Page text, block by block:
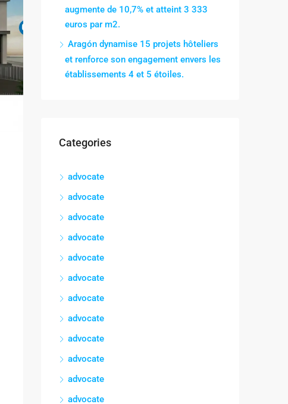
augmente de 10,7% et atteint 3 333
euros par m2.
Aragón dynamise 15 projets hôteliers
et renforce son engagement envers les
établissements 4 et 5 étoiles.
Categories
advocate
advocate
advocate
advocate
advocate
advocate
advocate
advocate
advocate
advocate
advocate
advocate